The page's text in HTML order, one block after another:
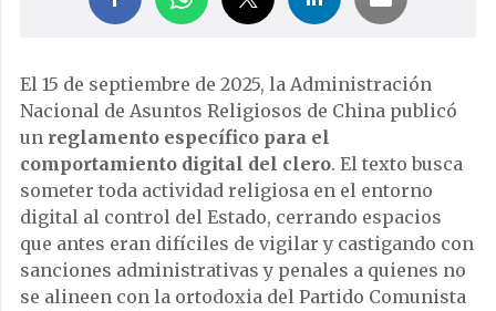
El 15 de septiembre de 2025, la Administración
Nacional de Asuntos Religiosos de China publicó
un reglamento específico para el
comportamiento digital del clero. El texto busca
someter toda actividad religiosa en el entorno
digital al control del Estado, cerrando espacios
que antes eran difíciles de vigilar y castigando con
sanciones administrativas y penales a quienes no
se alineen con la ortodoxia del Partido Comunista